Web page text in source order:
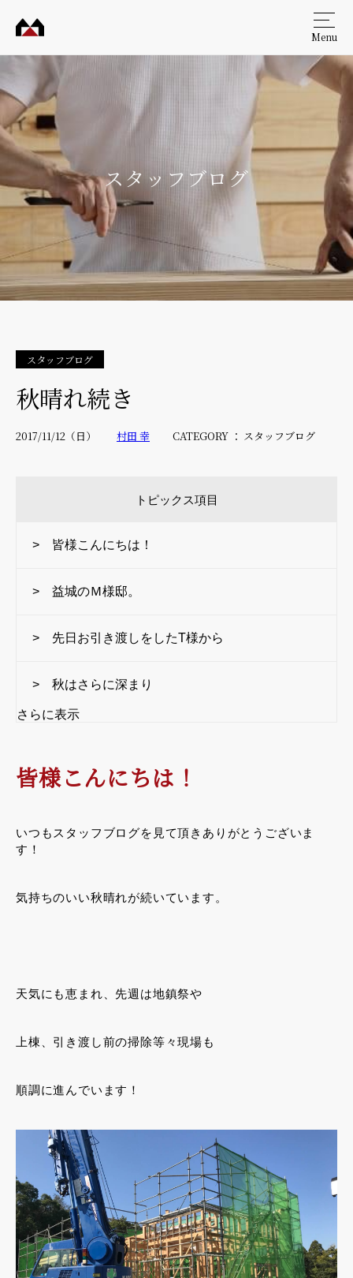
工務
Menu
スタッフブログ
スタッフブログ
秋晴れ続き
2017/11/12（日） 村田 幸 CATEGORY ： スタッフブログ
トピックス項目
> 皆様こんにちは！
> 益城のＭ様邸。
> 先日お引き渡しをしたT様から
> 秋はさらに深まり
さらに表示
皆様こんにちは！
いつもスタッフブログを見て頂きありがとうございま
す！
気持ちのいい秋晴れが続いています。
天気にも恵まれ、先週は地鎮祭や
上棟、引き渡し前の掃除等々現場も
順調に進んでいます！